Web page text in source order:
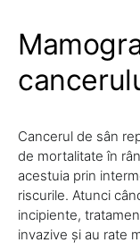
Cancerul de sân
de mortalitate în
acestuia prin
riscurile. Atunci
incipiente,
invazive și au rate